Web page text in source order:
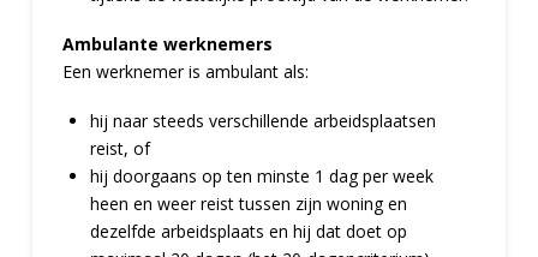
Ambulante werknemers
Een werknemer is ambulant als:
hij naar steeds verschillende arbeidsplaatsen
reist, of
hij doorgaans op ten minste 1 dag per week
heen en weer reist tussen zijn woning en
dezelfde arbeidsplaats en hij dat doet op